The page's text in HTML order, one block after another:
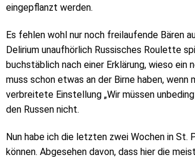
eingepflanzt werden.
Es fehlen wohl nur noch freilaufende Bären
Delirium unaufhörlich Russisches Roulette
buchstäblich nach einer Erklärung, wieso
muss schon etwas an der Birne haben,
verbreitete Einstellung „Wir müssen
den Russen nicht.
Nun habe ich die letzten zwei Wochen in St.
können. Abgesehen davon, dass hier die